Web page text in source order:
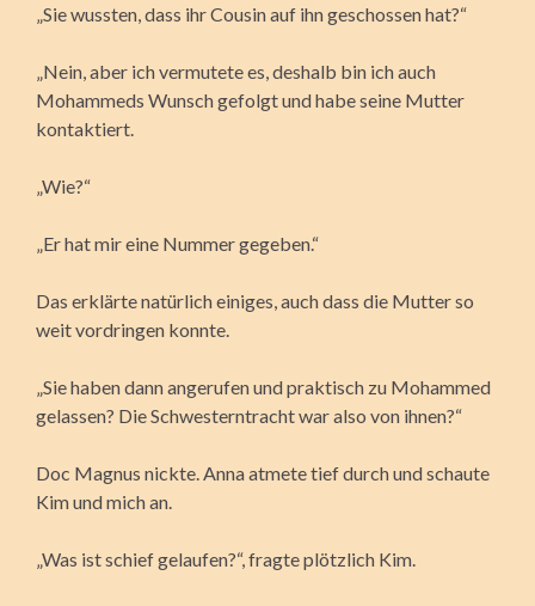
„Sie wussten, dass ihr Cousin auf ihn geschossen hat?“
„Nein, aber ich vermutete es, deshalb bin ich auch
Mohammeds Wunsch gefolgt und habe seine Mutter
kontaktiert.
„Wie?“
„Er hat mir eine Nummer gegeben.“
Das erklärte natürlich einiges, auch dass die Mutter so
weit vordringen konnte.
„Sie haben dann angerufen und praktisch zu Mohammed
gelassen? Die Schwesterntracht war also von ihnen?“
Doc Magnus nickte. Anna atmete tief durch und schaute
Kim und mich an.
„Was ist schief gelaufen?“, fragte plötzlich Kim.